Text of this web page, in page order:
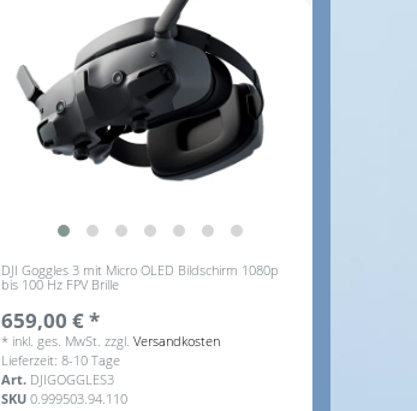
DJI Goggles 3 mit Micro OLED Bildschirm 1080p
bis 100 Hz FPV Brille
659,00 € *
* inkl. ges. MwSt. zzgl.Versandkosten
Lieferzeit: 8-10 Tage
Art. DJIGOGGLES3
SKU0.999503.94.110